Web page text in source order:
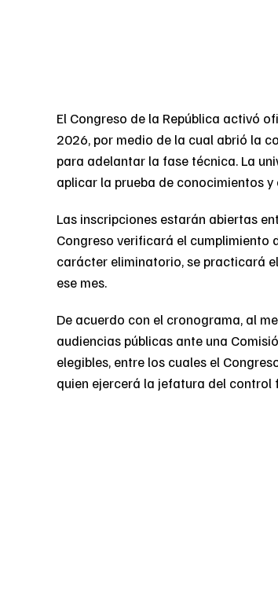
El Congreso de la República activó
2026, por medio de la cual abrió la
para adelantar la fase técnica. La
aplicar la prueba de conocimientos
Las inscripciones estarán abiertas
Congreso verificará el cumplimiento
carácter eliminatorio, se practicará
ese mes.
De acuerdo con el cronograma, al
audiencias públicas ante una
elegibles, entre los cuales el
quien ejercerá la jefatura del